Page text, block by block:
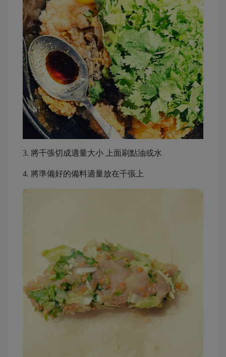
3. 將千張切成適量大小 上面刷點油或水
4. 將準備好的備料適量放在千張上